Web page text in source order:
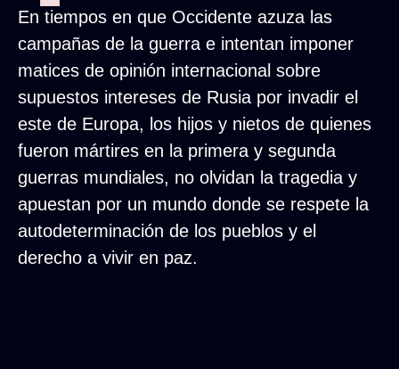
En tiempos en que Occidente azuza las
campañas de la guerra e intentan imponer
matices de opinión internacional sobre
supuestos intereses de Rusia por invadir el
este de Europa, los hijos y nietos de quienes
fueron mártires en la primera y segunda
guerras mundiales, no olvidan la tragedia y
apuestan por un mundo donde se respete la
autodeterminación de los pueblos y el
derecho a vivir en paz.
Failed to initialize plugin: wplink